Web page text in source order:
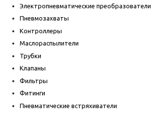
Электропневматические преобразователи
Пневмозахваты
Контроллеры
Маслораспылители
Трубки
Клапаны
Фильтры
Фитинги
Пневматические встряхиватели